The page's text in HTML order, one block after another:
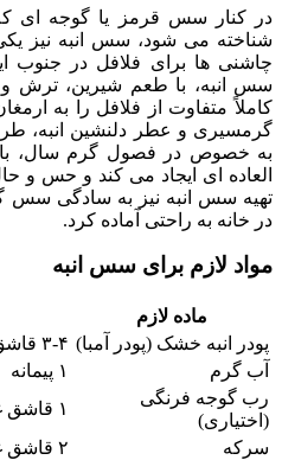
در کنار سس قرمز یا گوجه ای
شناخته می شود، سس انبه نیز
چاشنی ها برای فلافل در جنوب
سس انبه، با طعم شیرین، ترش و
کاملاً متفاوت از فلافل را به
گرمسیری و عطر دلنشین انبه،
به خصوص در فصول گرم سال، با
العاده ای ایجاد می کند و حس و
تهیه سس انبه نیز به سادگی سس
در خانه به راحتی آماده کرد.
مواد لازم برای سس انبه
ماده لازم
پودر انبه خشک (پودر آمبا) ۳-۴ قاشق غذاخوری
آب گرم
۱ پیمانه
رب گوجه فرنگی
(اختیاری)
۱ قاشق غذاخوری
سرکه
۲ قاشق غذاخوری